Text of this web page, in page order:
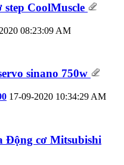
CoolMuscle
08:23:09 AM
sinano 750w
17-09-2020 10:34:29 AM
Động cơ Mitsubishi